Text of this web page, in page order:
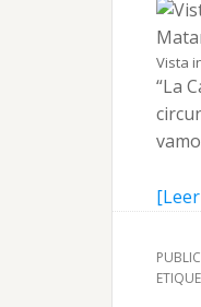
Vista
“La